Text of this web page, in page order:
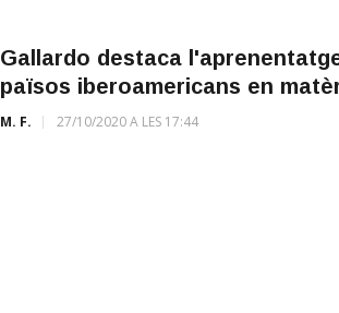
Gallardo destaca
països iberoamericans en
M. F. 27/10/2020 A LES 17:44